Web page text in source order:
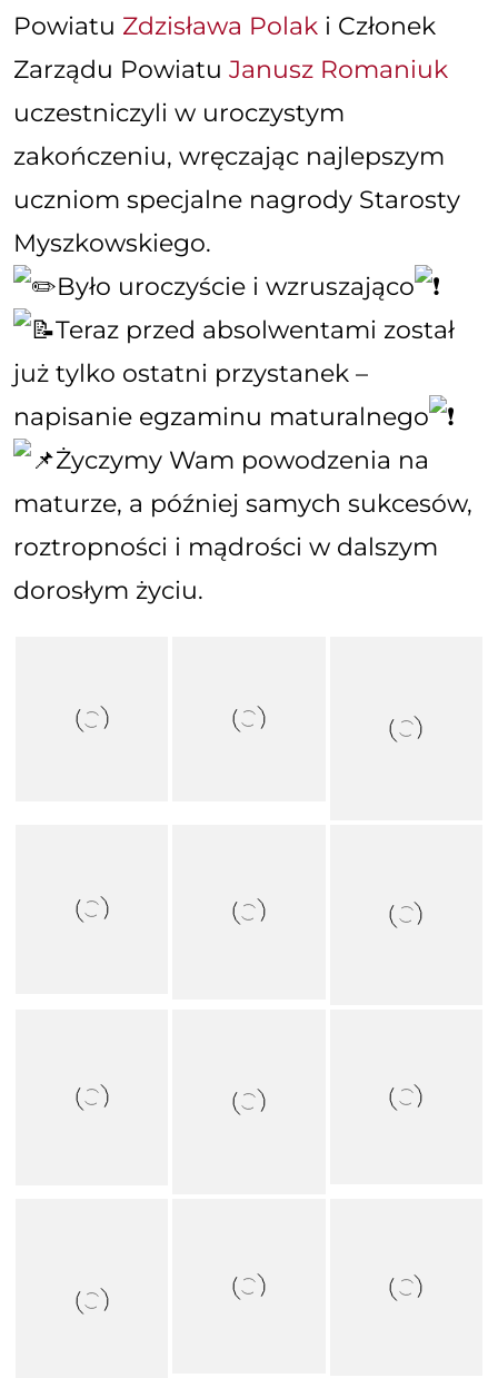
Powiatu Zdzisława Polak i Członek
Zarządu PowiatuJanusz Romaniuk
uczestniczyli w uroczystym
zakończeniu, wręczając najlepszym
uczniom specjalne nagrody Starosty
Myszkowskiego.
Było uroczyście i wzruszająco
Teraz przed absolwentami został
już tylko ostatni przystanek –
napisanie egzaminu maturalnego
Życzymy Wam powodzenia na
maturze, a później samych sukcesów,
roztropności i mądrości w dalszym
dorosłym życiu.